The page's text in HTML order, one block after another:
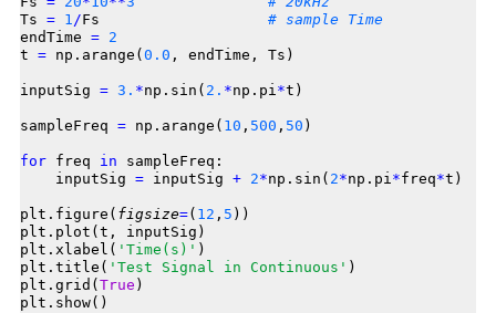
Ts = 1/Fs # sample Time
endTime = 2
t = np.arange( 0.0 , endTime, Ts)
inputSig = 3. *np.sin( 2. *np.pi*t)
sampleFreq = np.arange( 10 , 500 , 50 )
for freq in sampleFreq:
    inputSig
= inputSig + 2*np.sin( 2*np.pi*freq*t)
plt.figure( figsize=( 12 , 5 ))
plt.plot(t, inputSig)
plt.xlabel( 'Time(s)' )
plt.title( 'Test Signal in Continuous' )
plt.grid( True )
plt.show()